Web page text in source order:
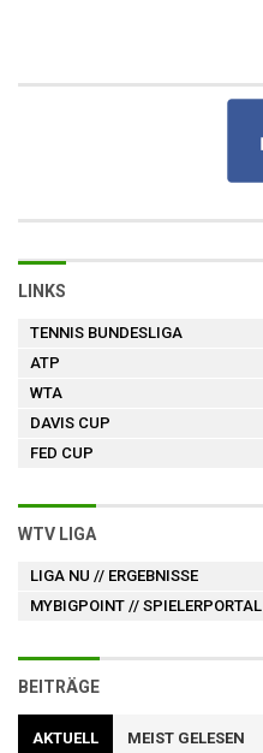
LINKS
TENNIS BUNDESLIGA
ATP
WTA
DAVIS CUP
FED CUP
WTV LIGA
LIGA NU // ERGEBNISSE
MYBIGPOINT // SPIELERPORTAL
BEITRÄGE
AKTUELL MEIST GELESEN